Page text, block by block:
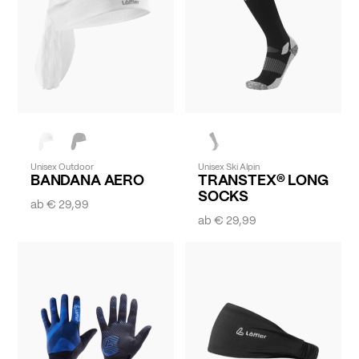
Unisex Outdoor
BANDANA AERO
ab€ 29,99
Unisex Ski Alpin
TRANSTEX® LONG
SOCKS
ab€ 29,99